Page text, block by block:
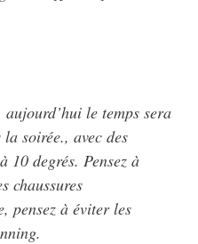
le temps sera
soirée., avec des
10 degrés. Pensez à
chaussures
pensez à éviter les